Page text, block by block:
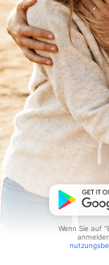
Wenn Sie auf